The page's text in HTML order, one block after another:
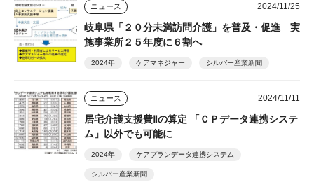
ニュース 2024/11/25
岐阜県「２０分未満訪問介護」を普及・促進 実
施事業所２５年度に６割へ
2024年 ケアマネジャー シルバー産業新聞
ニュース 2024/11/11
居宅介護支援費Ⅱの算定 「ＣＰデータ連携システ
ム」以外でも可能に
2024年 ケアプランデータ連携システム
シルバー産業新聞